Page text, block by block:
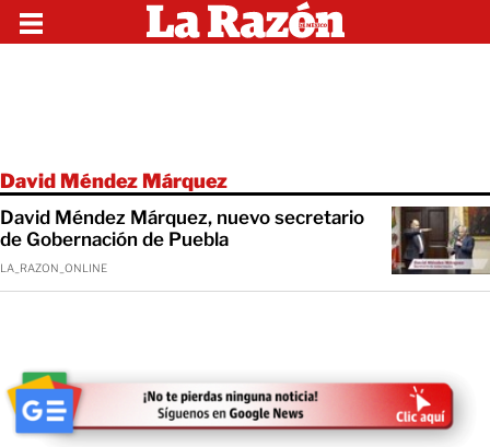
David Méndez Márquez
David Méndez Márquez, nuevo secretario
de Gobernación de Puebla
LA_RAZON_ONLINE